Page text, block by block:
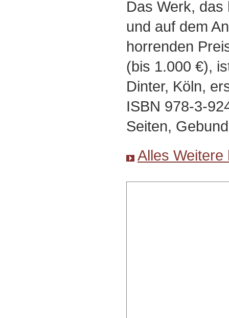
Das Werk,
und auf dem
horrenden
(bis 1.000 €),
Dinter, Köln,
ISBN 978-3-
Seiten,
Alles Weitere